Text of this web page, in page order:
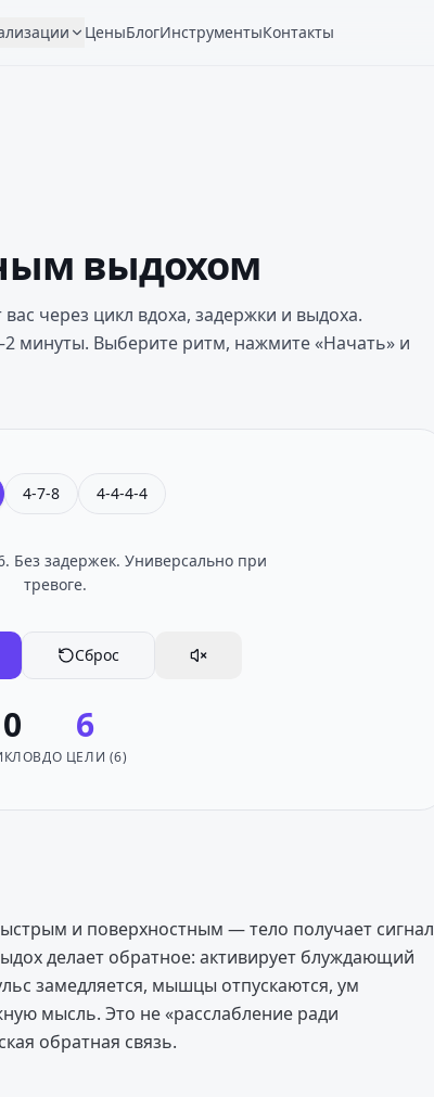
ЦеныБлогИнструментыКонтакты
выдохом
через цикл вдоха, задержки и выдоха.
минуты. Выберите ритм, нажмите «Начать» и
4-7-8 4-4-4-4
Без задержек. Универсально при
тревоге.
Сброс
0 6
ДО ЦЕЛИ (6)
и поверхностным — тело получает сигнал
делает обратное: активирует блуждающий
замедляется, мышцы отпускаются, ум
мысль. Это не «расслабление ради
обратная связь.